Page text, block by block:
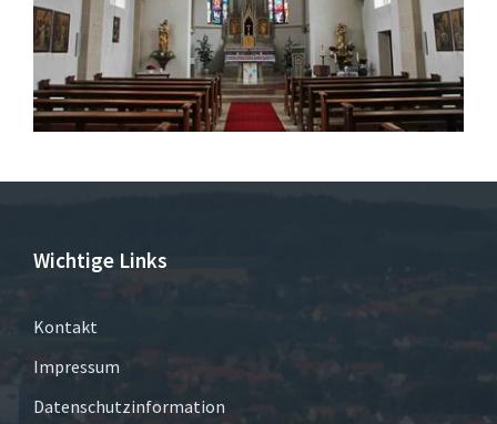
Wichtige Links
Kontakt
Impressum
Datenschutzinformation